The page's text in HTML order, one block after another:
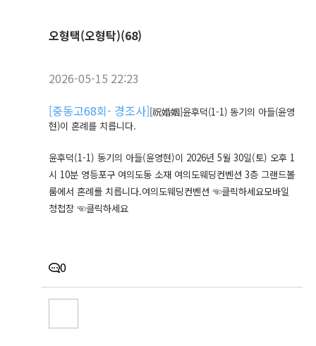
오형택(오형탁)(68)
2026-05-15 22:23
[중동고68회- 경조사][祝婚姻]윤후덕(1-1) 동기의 아들(윤영
현)이 혼례를 치릅니다.
윤후덕(1-1) 동기의 아들(윤영현)이 2026년 5월 30일(토) 오후 1
시 10분 영등포구 여의도동 소재 여의도웨딩컨벤션 3층 그랜드볼
룸에서 혼례를 치릅니다.여의도웨딩컨벤션 ☜클릭하세요모바일
청첩장 ☜클릭하세요
0